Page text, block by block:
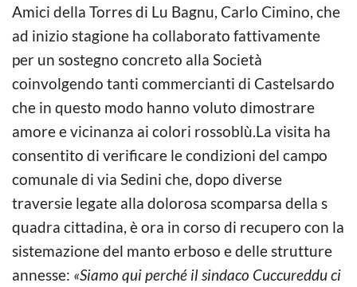
Amici della Torres di Lu Bagnu, Carlo Cimino, che
ad inizio stagione ha collaborato fattivamente
per un sostegno concreto alla Società
coinvolgendo tanti commercianti di Castelsardo
che in questo modo hanno voluto dimostrare
amore e vicinanza ai colori rossoblù.La visita ha
consentito di verificare le condizioni del campo
comunale di via Sedini che, dopo diverse
traversie legate alla dolorosa scomparsa della s
quadra cittadina, è ora in corso di recupero con la
sistemazione del manto erboso e delle strutture
annesse: «Siamo qui perché il sindaco Cuccureddu ci